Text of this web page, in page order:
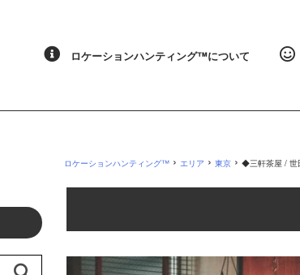
ロケーションハンティング™️について
ロケーションハンティング™ › エリア › 東京 › ◆三軒茶屋 / 世